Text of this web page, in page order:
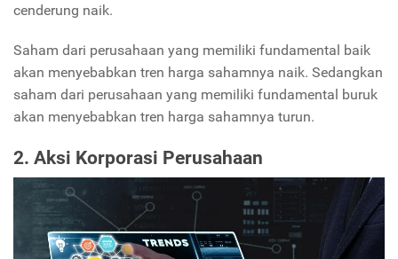
cenderung naik.
Saham dari perusahaan yang memiliki fundamental baik
akan menyebabkan tren harga sahamnya naik. Sedangkan
saham dari perusahaan yang memiliki fundamental buruk
akan menyebabkan tren harga sahamnya turun.
2. Aksi Korporasi Perusahaan